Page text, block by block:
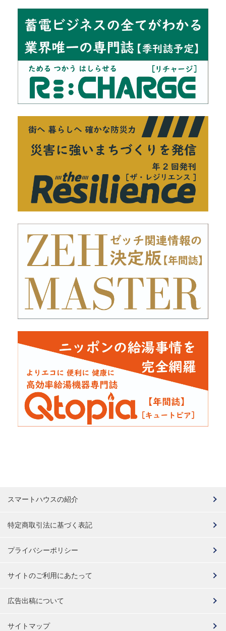
スマートハウスの紹介
特定商取引法に基づく表記
プライバシーポリシー
サイトのご利用にあたって
広告出稿について
サイトマップ